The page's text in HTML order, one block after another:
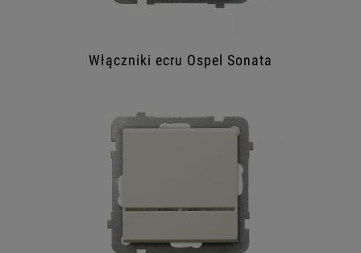
Włączniki ecru Ospel Sonata